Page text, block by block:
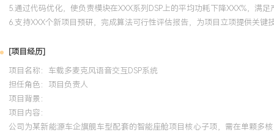
5.通过代码优化，使负责模块在XXX系列DSP上的平均功耗下降XXX%，满
6.支持XXX个新项目预研，完成算法可行性评估报告，为项目立项提供关键
[项目经历]
项目名称：车载多麦克风语音交互DSP系统
担任角色： 项目负责人
项目背景：
项目内容：
公司为某新能源车企旗舰车型配套的智能座舱项目核心子项，需在单颗多